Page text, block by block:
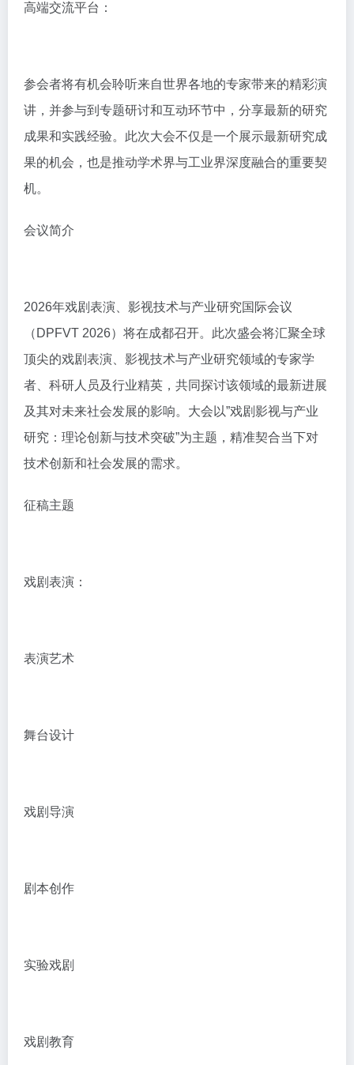
高端交流平台：
参会者将有机会聆听来自世界各地的专家带来的精彩演
讲，并参与到专题研讨和互动环节中，分享最新的研究
成果和实践经验。此次大会不仅是一个展示最新研究成
果的机会，也是推动学术界与工业界深度融合的重要契
机。
会议简介
2026年戏剧表演、影视技术与产业研究国际会议
（DPFVT 2026）将在成都召开。此次盛会将汇聚全球
顶尖的戏剧表演、影视技术与产业研究领域的专家学
者、科研人员及行业精英，共同探讨该领域的最新进展
及其对未来社会发展的影响。大会以”戏剧影视与产业
研究：理论创新与技术突破”为主题，精准契合当下对
技术创新和社会发展的需求。
征稿主题
戏剧表演：
表演艺术
舞台设计
戏剧导演
剧本创作
实验戏剧
戏剧教育